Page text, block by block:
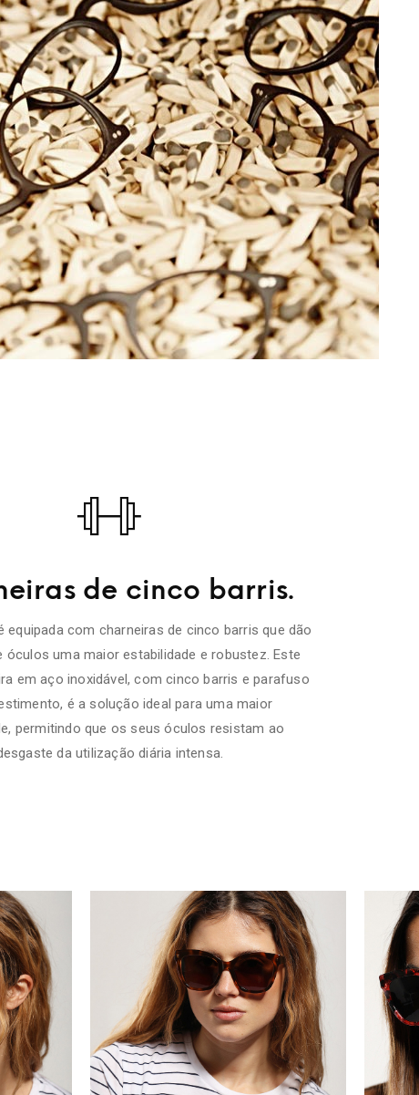
de cinco barris.
equipada com charneiras de cinco barris que dão
óculos uma maior estabilidade e robustez. Este
em aço inoxidável, com cinco barris e parafuso
é a solução ideal para uma maior
permitindo que os seus óculos resistam ao
da utilização diária intensa.